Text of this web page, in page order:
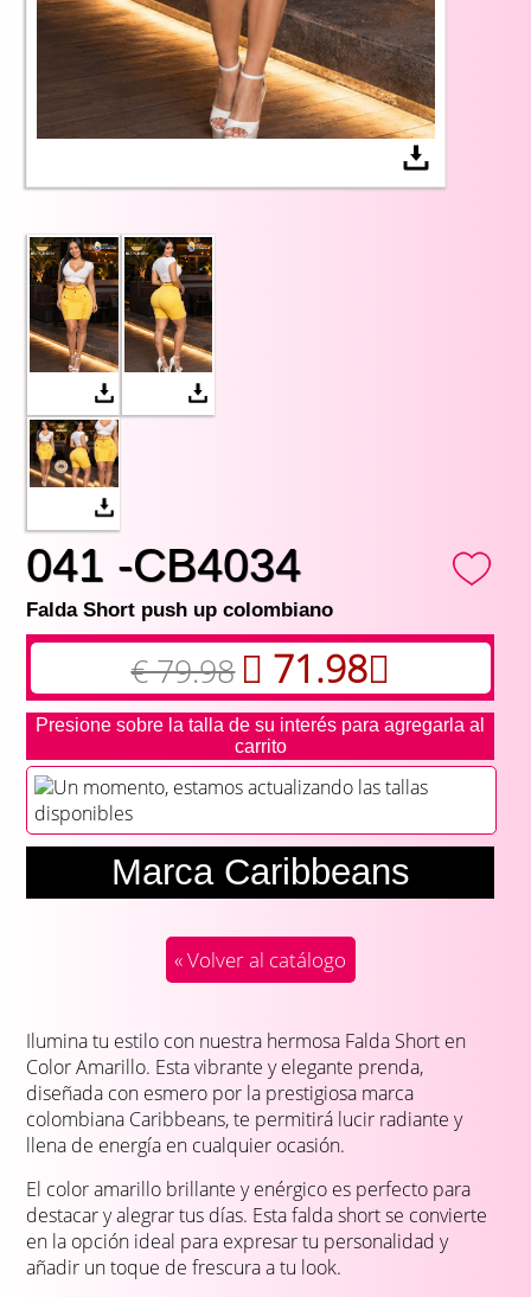
041 -CB4034
Falda Short push up colombiano
€ 79.98 71.98
Presione sobre la talla de su interés para agregarla al
carrito
Un momento, estamos actualizando las tallas
disponibles
Marca Caribbeans
« Volver al catálogo
Ilumina tu estilo con nuestra hermosa Falda Short en
Color Amarillo. Esta vibrante y elegante prenda,
diseñada con esmero por la prestigiosa marca
colombiana Caribbeans, te permitirá lucir radiante y
llena de energía en cualquier ocasión.
El color amarillo brillante y enérgico es perfecto para
destacar y alegrar tus días. Esta falda short se convierte
en la opción ideal para expresar tu personalidad y
añadir un toque de frescura a tu look.